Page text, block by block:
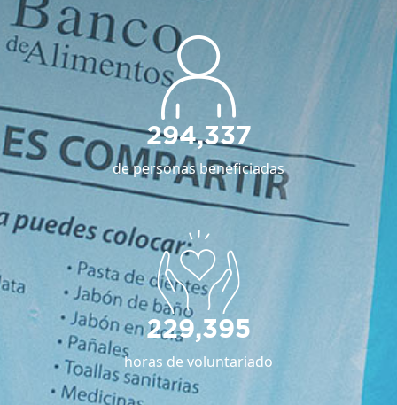
294,337
de personas beneficiadas
229,395
horas de voluntariado